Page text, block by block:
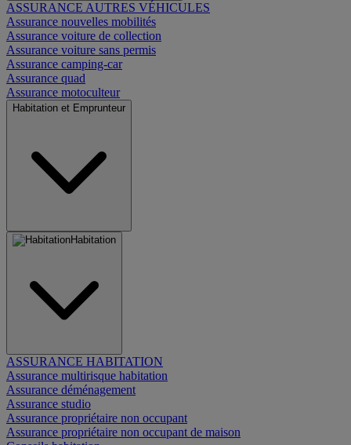
ASSURANCE AUTRES VÉHICULES
Assurance nouvelles mobilités
Assurance voiture de collection
Assurance voiture sans permis
Assurance camping-car
Assurance quad
Assurance motoculteur
Habitation et Emprunteur
Habitation
ASSURANCE HABITATION
Assurance multirisque habitation
Assurance déménagement
Assurance studio
Assurance propriétaire non occupant
Assurance propriétaire non occupant de maison